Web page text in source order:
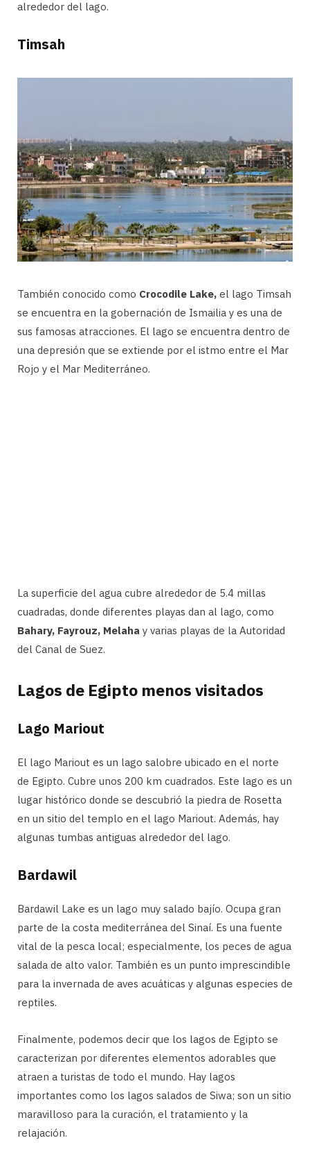
alrededor del lago.
Timsah
También conocido como Crocodile Lake, el lago Timsah
se encuentra en la gobernación de Ismailia y es una de
sus famosas atracciones. El lago se encuentra dentro de
una depresión que se extiende por el istmo entre el Mar
Rojo y el Mar Mediterráneo.
La superficie del agua cubre alrededor de 5.4 millas
cuadradas, donde diferentes playas dan al lago, como
Bahary, Fayrouz, Melaha y varias playas de la Autoridad
del Canal de Suez.
Lagos de Egipto menos visitados
Lago Mariout
El lago Mariout es un lago salobre ubicado en el norte
de Egipto. Cubre unos 200 km cuadrados. Este lago es un
lugar histórico donde se descubrió la piedra de Rosetta
en un sitio del templo en el lago Mariout. Además, hay
algunas tumbas antiguas alrededor del lago.
Bardawil
Bardawil Lake es un lago muy salado bajío. Ocupa gran
parte de la costa mediterránea del Sinaí. Es una fuente
vital de la pesca local; especialmente, los peces de agua
salada de alto valor. También es un punto imprescindible
para la invernada de aves acuáticas y algunas especies de
reptiles.
Finalmente, podemos decir que los lagos de Egipto se
caracterizan por diferentes elementos adorables que
atraen a turistas de todo el mundo. Hay lagos
importantes como los lagos salados de Siwa; son un sitio
maravilloso para la curación, el tratamiento y la
relajación.